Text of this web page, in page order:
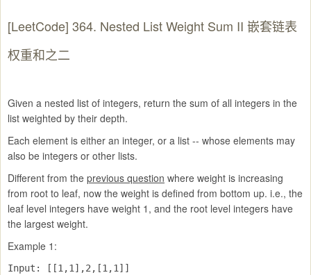
[LeetCode] 364. Nested List Weight Sum II 嵌套链表
权重和之二
Given a nested list of integers, return the sum of all integers in the
list weighted by their depth.
Each element is either an integer, or a list -- whose elements may
also be integers or other lists.
Different from the previous question where weight is increasing
from root to leaf, now the weight is defined from bottom up. i.e., the
leaf level integers have weight 1, and the root level integers have
the largest weight.
Example 1:
Input:
[[1,1],2,[1,1]]